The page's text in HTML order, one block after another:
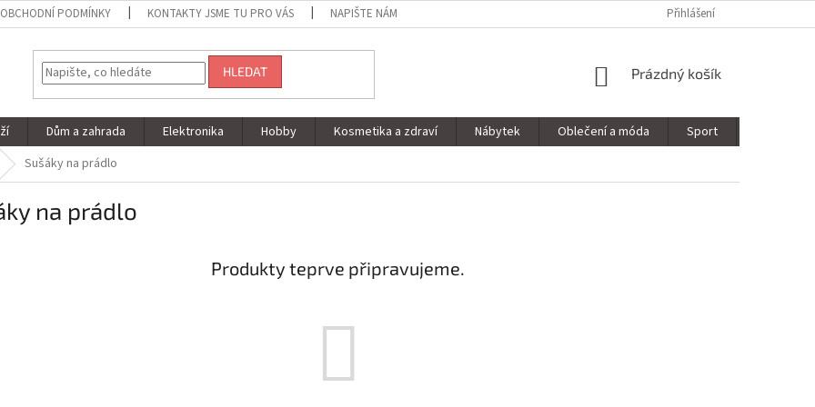
OBCHODNÍ PODMÍNKY KONTAKTY JSME TU PRO VÁS NAPIŠTE NÁM Přihlášení
HLEDAT
NÁKUPNÍ
Prázdný košík
Dům a zahrada Elektronika Hobby Kosmetika a zdraví Nábytek Oblečení a móda Sport
Sušáky na prádlo
na prádlo
Produkty teprve připravujeme.